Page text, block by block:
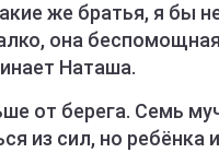
же братья, я бы
она
Наташа.
от берега. Семь
из сил, но ребёнка